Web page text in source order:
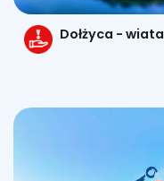
Dołżyca - wiata